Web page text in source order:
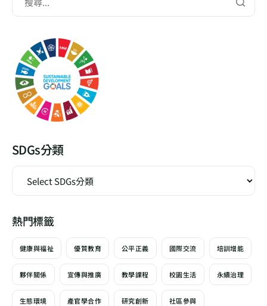
SDGs分類
熱門標籤
健康與福祉 優質教育 公平正義 國際交流 培訓增能
夥伴關係 宣傳與推廣 教學課程 校園生活 永續治理
生態環境 產官學合作 研究創新 社區參與